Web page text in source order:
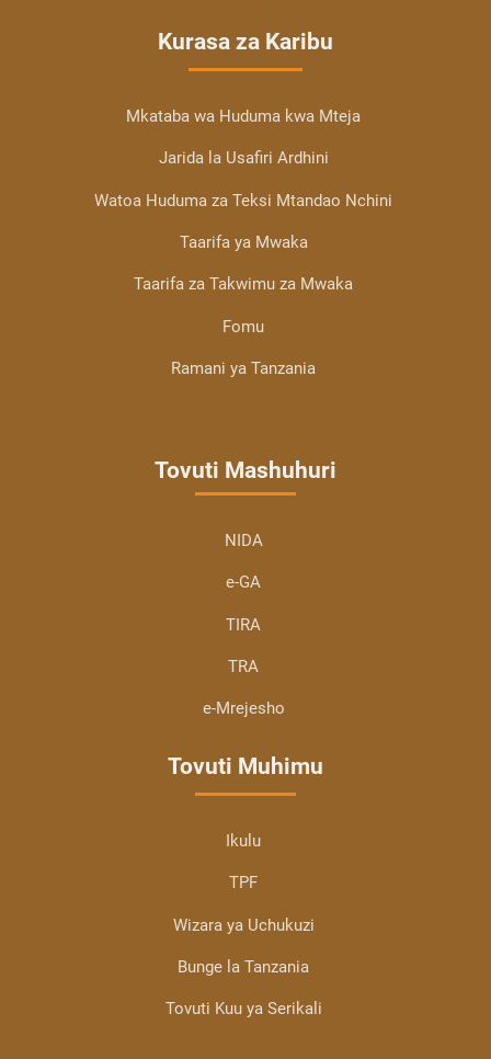
Kurasa za Karibu
Mkataba wa Huduma kwa Mteja
Jarida la Usafiri Ardhini
Watoa Huduma za Teksi Mtandao Nchini
Taarifa ya Mwaka
Taarifa za Takwimu za Mwaka
Fomu
Ramani ya Tanzania
Tovuti Mashuhuri
NIDA
e-GA
TIRA
TRA
e-Mrejesho
Tovuti Muhimu
Ikulu
TPF
Wizara ya Uchukuzi
Bunge la Tanzania
Tovuti Kuu ya Serikali